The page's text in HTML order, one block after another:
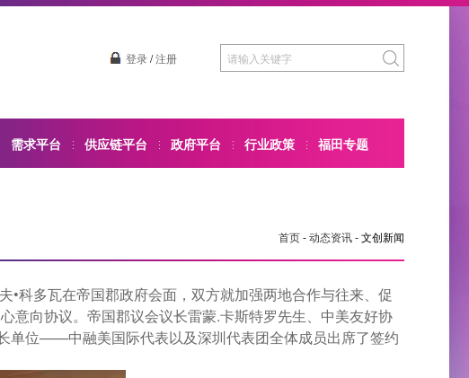
登录/注册
需求平台 供应链平台 政府平台 行业政策 福田专题
首页-动态资讯-文创新闻
科多瓦在帝国郡政府会面，双方就加强两地合作与往来、促
意向协议。帝国郡议会议长雷蒙.卡斯特罗先生、中美友好协
单位——中融美国际代表以及深圳代表团全体成员出席了签约